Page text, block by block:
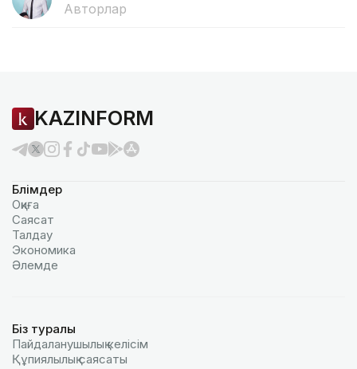
Авторлар
KAZINFORM
Бөлімдер
Оқиға
Саясат
Талдау
Экономика
Әлемде
Біз туралы
Пайдаланушылық келiciм
Құпиялылық саясаты